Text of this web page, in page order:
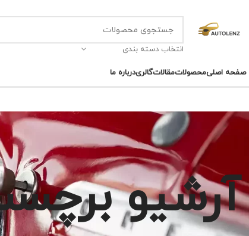
انتخاب دسته بندی
صفحه اصلیمحصولاتمقالاتگالریدرباره ما
آرشیو